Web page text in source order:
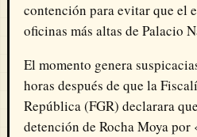
contención para evitar que el
oficinas más altas de Palacio
El momento genera
horas después de que la
República (FGR) declarara
detención de Rocha Moya por